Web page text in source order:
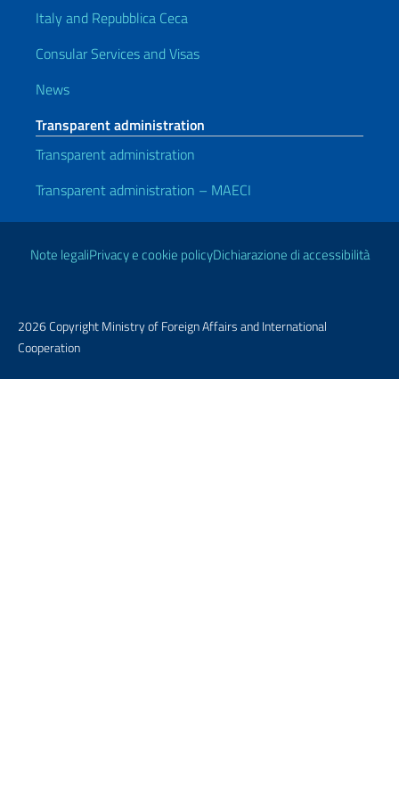
Italy and Repubblica Ceca
Consular Services and Visas
News
Transparent administration
Transparent administration
Transparent administration – MAECI
Useful links
Note legaliPrivacy e cookie policyDichiarazione di accessibilità
2026 Copyright Ministry of Foreign Affairs and International
Cooperation